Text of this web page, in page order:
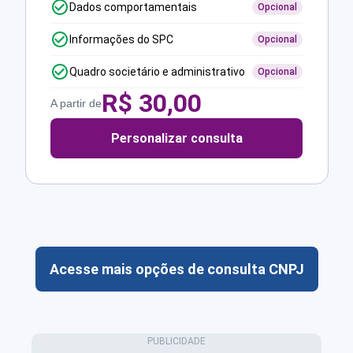
Dados comportamentais Opcional
Informações do SPC Opcional
Quadro societário e administrativo Opcional
A partir deR$ 30,00
Personalizar consulta
Acesse mais opções de consulta CNPJ